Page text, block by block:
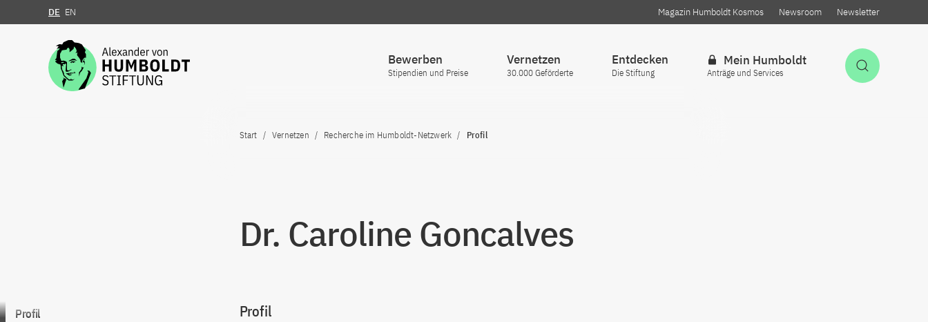
Zum Inhalt springen
DE EN Magazin Humboldt Kosmos Newsroom Newsletter
Bewerben
Stipendien und Preise
Vernetzen
30.000 Geförderte
Entdecken
Die Stiftung
Mein Humboldt
Anträge und Services
Start Vernetzen Recherche im Humboldt-Netzwerk Profil
Dr. Caroline Goncalves
Zum Inhalt springen
Profil
Profil